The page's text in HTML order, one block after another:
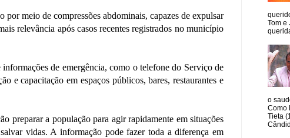
meio de compressões abdominais, capazes de expulsar
relevância após casos recentes registrados no município
de emergência, como o telefone do Serviço de
e capacitação em espaços públicos, bares, restaurantes e
preparar a população para agir rapidamente em situações
vidas. A informação pode fazer toda a diferença em
Tom e
o
Como
Tieta